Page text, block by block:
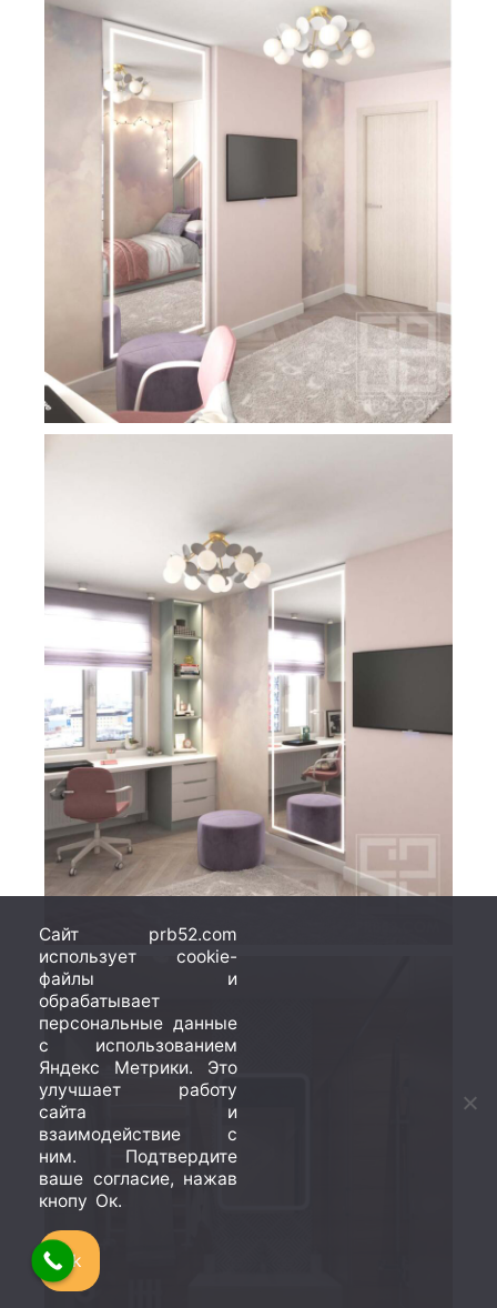
Сайт prb52.com
использует cookie-
файлы и
обрабатывает
персональные данные
с использованием
Яндекс Метрики. Это
улучшает работу
сайта и
взаимодействие с
ним. Подтвердите
ваше согласие, нажав
кнопу Ок.
Ok